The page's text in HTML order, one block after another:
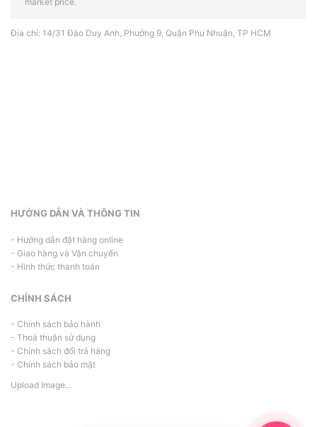
Địa chỉ: 14/31 Đào Duy Anh, Phưởng 9, Quận Phú Nhuận, TP HCM
HƯỚNG DẪN VÀ THÔNG TIN
- Hướng dẫn đặt hàng online
- Giao hàng và Vận chuyển
- Hình thức thanh toán
CHÍNH SÁCH
- Chính sách bảo hành
- Thoả thuận sử dụng
- Chính sách đổi trả hàng
- Chính sách bảo mật
Upload Image...